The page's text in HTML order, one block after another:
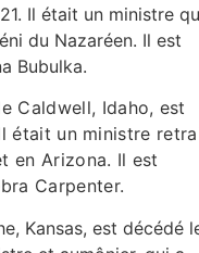
Il était un ministre
du Nazaréen. Il est
Bubulka.
Caldwell, Idaho, est
était un ministre
en Arizona. Il est
Carpenter.
Kansas, est décédé